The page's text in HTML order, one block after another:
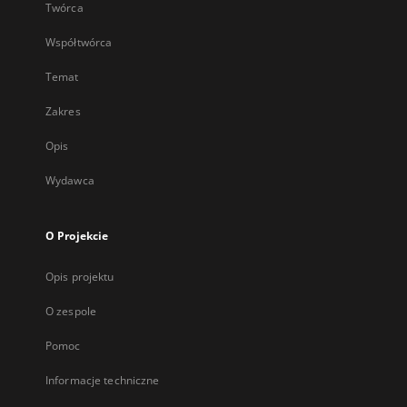
Twórca
Współtwórca
Temat
Zakres
Opis
Wydawca
O Projekcie
Opis projektu
O zespole
Pomoc
Informacje techniczne